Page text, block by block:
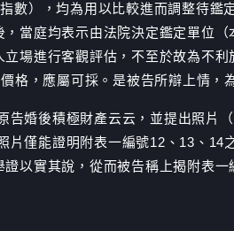
），均為用以比較進而調整待鑑
當庭均表示由法院決定鑑定單位
場進行客觀評估，不至於故為不
格，應屬可採。是被告所辯上情，
婚後積極財產云云，並提出照片
僅能證明附表一編號12、13、14
以實其說，從而被告稱上揭附表